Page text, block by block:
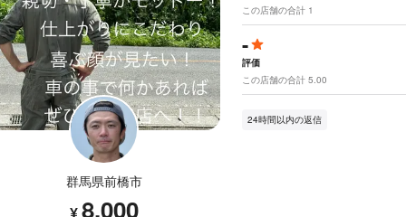
群馬県前橋市
8,000
この店舗の合計 1
-
評価
この店舗の合計 5.00
24時間以内の返信